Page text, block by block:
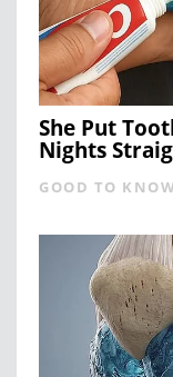
She Put
Nights
GOOD TO